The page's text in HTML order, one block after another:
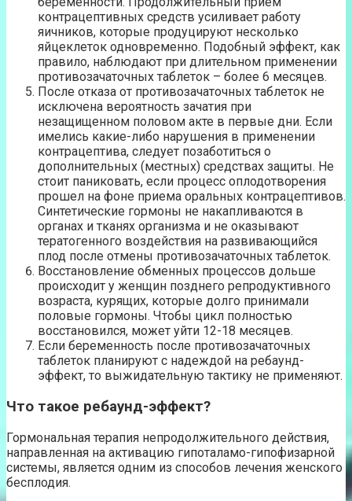
контрацептивных средств усиливает работу
яичников, которые продуцируют несколько
яйцеклеток одновременно. Подобный эффект, как
правило, наблюдают при длительном применении
противозачаточных таблеток – более 6 месяцев.
После отказа от противозачаточных таблеток не
исключена вероятность зачатия при
незащищенном половом акте в первые дни. Если
имелись какие-либо нарушения в применении
контрацептива, следует позаботиться о
дополнительных (местных) средствах защиты. Не
стоит паниковать, если процесс оплодотворения
прошел на фоне приема оральных контрацептивов.
Синтетические гормоны не накапливаются в
органах и тканях организма и не оказывают
тератогенного воздействия на развивающийся
плод после отмены противозачаточных таблеток.
Восстановление обменных процессов дольше
происходит у женщин позднего репродуктивного
возраста, курящих, которые долго принимали
половые гормоны. Чтобы цикл полностью
восстановился, может уйти 12-18 месяцев.
Если беременность после противозачаточных
таблеток планируют с надеждой на ребаунд-
эффект, то выжидательную тактику не применяют.
Что такое ребаунд-эффект?
Гормональная терапия непродолжительного действия,
направленная на активацию гипоталамо-гипофизарной
системы, является одним из способов лечения женского
бесплодия.